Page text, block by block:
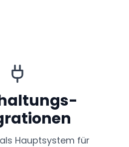
Hauptsystem für